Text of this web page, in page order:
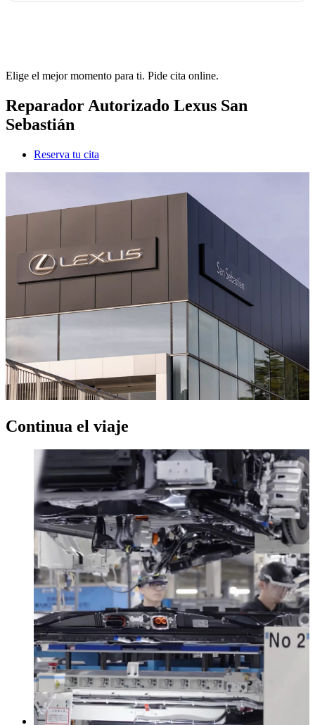
Elige el mejor momento para ti. Pide cita online.
Reparador Autorizado Lexus San
Sebastián
Reserva tu cita
Continua el viaje